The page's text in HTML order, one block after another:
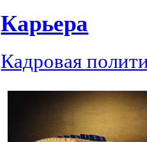
Карьера
Кадровая